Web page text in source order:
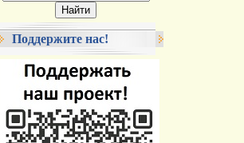
Поддержите нас!